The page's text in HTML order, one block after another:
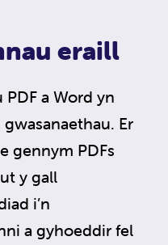
eraill
PDF a Word yn
Er
gennym PDFs
y gall
i’n
a gyhoeddir fel